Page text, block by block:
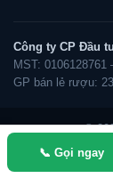
📞 Gọi ngay
Công ty CP Đầu
MST:
GP bán lẻ rượu:
©